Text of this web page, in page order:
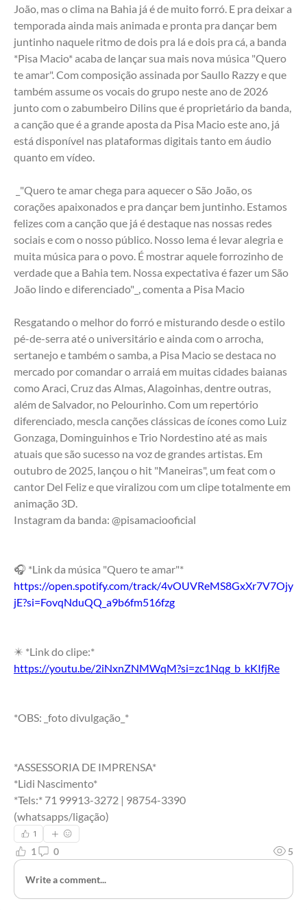
João, mas o clima na Bahia já é de muito forró. E pra deixar a
temporada ainda mais animada e pronta pra dançar bem
juntinho naquele ritmo de dois pra lá e dois pra cá, a banda
*Pisa Macio* acaba de lançar sua mais nova música "Quero
te amar". Com composição assinada por Saullo Razzy e que
também assume os vocais do grupo neste ano de 2026
junto com o zabumbeiro Dilins que é proprietário da banda,
a canção que é a grande aposta da Pisa Macio este ano, já
está disponível nas plataformas digitais tanto em áudio
quanto em vídeo.
corações apaixonados e pra dançar bem juntinho. Estamos
felizes com a canção que já é destaque nas nossas redes
sociais e com o nosso público. Nosso lema é levar alegria e
muita música para o povo. É mostrar aquele forrozinho de
verdade que a Bahia tem. Nossa expectativa é fazer um São
João lindo e diferenciado"_, comenta a Pisa Macio
Resgatando o melhor do forró e misturando desde o estilo
pé-de-serra até o universitário e ainda com o arrocha,
sertanejo e também o samba, a Pisa Macio se destaca no
mercado por comandar o arraiá em muitas cidades baianas
como Araci, Cruz das Almas, Alagoinhas, dentre outras,
além de Salvador, no Pelourinho. Com um repertório
diferenciado, mescla canções clássicas de ícones como Luiz
Gonzaga, Dominguinhos e Trio Nordestino até as mais
atuais que são sucesso na voz de grandes artistas. Em
outubro de 2025, lançou o hit "Maneiras", um feat com o
cantor Del Feliz e que viralizou com um clipe totalmente em
animação 3D.
Instagram da banda: @pisamaciooficial
🎧 *Link da música "Quero te amar"*
https://open.spotify.com/track/4vOUVReMS8GxXr7V7Ojy
jE?si=FovqNduQQ_a9b6fm516fzg
✴️ *Link do clipe:*
https://youtu.be/2iNxnZNMWqM?si=zc1Nqg_b_kKIfjRe
*OBS: _foto divulgação_*
*ASSESSORIA DE IMPRENSA*
*Lidi Nascimento*
*Tels:* 71 99913-3272 | 98754-3390
(whatsapps/ligação)
1
1 0 5
Write a comment...